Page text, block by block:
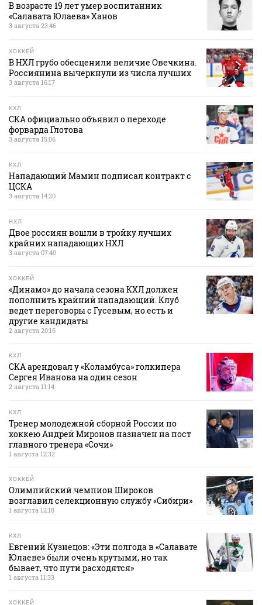
В возрасте 19 лет умер воспитанник
«Салавата Юлаева» Ханов
3 августа 23:46
ХОККЕЙ
В НХЛ грубо обесценили величие Овечкина.
Россиянина вычеркнули из числа лучших
3 августа 16:17
КХЛ
СКА официально объявил о переходе
форварда Глотова
3 августа 15:06
КХЛ
Нападающий Мамин подписал контракт с
ЦСКА
3 августа 14:20
НХЛ
Двое россиян вошли в тройку лучших
крайних нападающих НХЛ
3 августа 07:40
ХОККЕЙ
«Динамо» до начала сезона КХЛ должен
пополнить крайний нападающий. Клуб
ведет переговоры с Гусевым, но есть и
другие кандидаты
2 августа 20:16
КХЛ
СКА арендовал у «Коламбуса» голкипера
Сергея Иванова на один сезон
2 августа 11:14
КХЛ
Тренер молодежной сборной России по
хоккею Андрей Миронов назначен на пост
главного тренера «Сочи»
1 августа 12:32
ХОККЕЙ
Олимпийский чемпион Широков
возглавил селекционную службу «Сибири»
1 августа 12:18
КХЛ
Евгений Кузнецов: «Эти полгода в «Салавате
Юлаеве» были очень крутыми, но так
бывает, что пути расходятся»
1 августа 11:33
ХОККЕЙ